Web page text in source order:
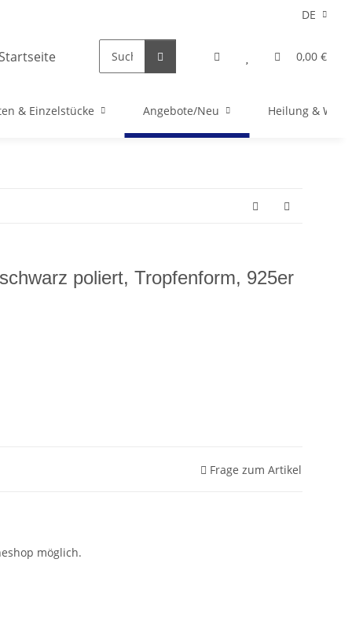
DE
0,00 €
& Einzelstücke Angebote/Neu Heilung &
poliert, Tropfenform, 925er
Frage zum Artikel
möglich.